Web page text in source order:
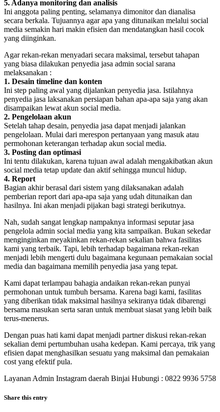
5. Adanya monitoring dan analisis
Ini anggota paling penting, selamanya dimonitor dan dianalisa
secara berkala. Tujuannya agar apa yang ditunaikan melalui social
media semakin hari makin efisien dan mendatangkan hasil cocok
yang diinginkan.
Agar rekan-rekan menyadari secara maksimal, tersebut tahapan
yang biasa dilakukan penyedia jasa admin social sarana
melaksanakan :
1. Desain timeline dan konten
Ini step paling awal yang dijalankan penyedia jasa. Istilahnya
penyedia jasa laksanakan persiapan bahan apa-apa saja yang akan
disampaikan lewat akun social media.
2. Pengelolaan akun
Setelah tahap desain, penyedia jasa dapat menjadi jalankan
pengelolaan. Mulai dari merespon pertanyaan yang masuk atau
permohonan keterangan terhadap akun social media.
3. Posting dan optimasi
Ini tentu dilakukan, karena tujuan awal adalah mengakibatkan akun
social media tetap update dan aktif sehingga muncul hidup.
4. Report
Bagian akhir berasal dari sistem yang dilaksanakan adalah
pemberian report dari apa-apa saja yang udah ditunaikan dan
hasilnya. Ini akan menjadi pijakan bagi strategi berikutnya.
Nah, sudah sangat lengkap nampaknya informasi seputar jasa
pengelola admin social media yang kita sampaikan. Bukan sekedar
menginginkan meyakinkan rekan-rekan sekalian bahwa fasilitas
kami yang terbaik. Tapi, lebih terhadap bagaimana rekan-rekan
menjadi lebih mengerti dulu bagaimana kegunaan pemakaian social
media dan bagaimana memilih penyedia jasa yang tepat.
Kami dapat terlampau bahagia andaikan rekan-rekan punyai
permohonan untuk tumbuh bersama. Karena bagi kami, fasilitas
yang diberikan tidak maksimal hasilnya sekiranya tidak dibarengi
bersama masukan serta saran untuk membuat siasat yang lebih baik
terus-menerus.
Dengan puas hati kami dapat menjadi partner diskusi rekan-rekan
sekalian demi pertumbuhan usaha kedepan. Kami percaya, trik yang
efisien dapat menghasilkan sesuatu yang maksimal dan pemakaian
cost yang efektif pula.
Layanan Admin Instagram daerah Binjai Hubungi : 0822 9936 5758
Share this entry